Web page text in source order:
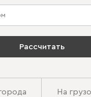
Рассчитать
На